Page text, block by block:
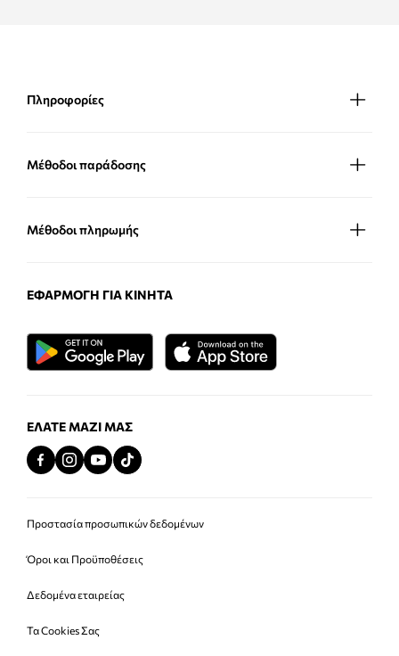
Πληροφορίες
Μέθοδοι παράδοσης
Μέθοδοι πληρωμής
ΕΦΑΡΜΟΓΉ ΓΙΑ ΚΙΝΗΤΆ
ΕΛΆΤΕ ΜΑΖΊ ΜΑΣ
Προστασία προσωπικών δεδομένων
Όροι και Προϋποθέσεις
Δεδομένα εταιρείας
Τα Cookies Σας